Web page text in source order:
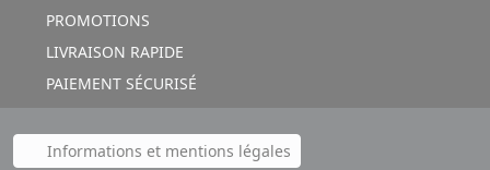
PROMOTIONS
LIVRAISON RAPIDE
PAIEMENT SÉCURISÉ
Informations et mentions légales